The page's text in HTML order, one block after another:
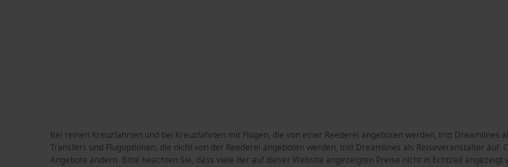
Bei reinen Kreuzfahrten und bei Kreuzfahrten mit Flügen, die von einer Reederei angeboten werden, tritt
Transfers und Flugoptionen, die nicht von der Reederei angeboten werden, tritt Dreamlines als Reiseveranstalter
Angebote ändern. Bitte beachten Sie, dass viele der auf dieser Website angezeigten Preise nicht in Echtzeit